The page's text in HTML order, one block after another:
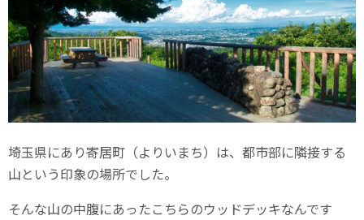
埼玉県にあり寄居町（よりいまち）は、都市部に隣接する
山という印象の場所でした。
そんな山の中腹にあったこちらのウッドデッキなんです